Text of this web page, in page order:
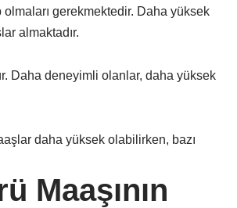
gerekmektedir. Daha yüksek
almaktadır.
Daha deneyimli olanlar, daha yüksek
daha yüksek olabilirken, bazı
Maaşının